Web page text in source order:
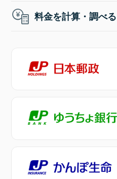
料金を計算・調べる